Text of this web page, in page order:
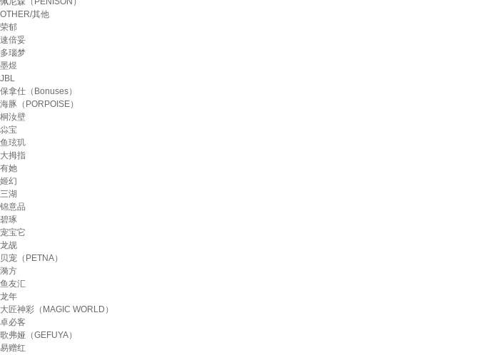
OTHER/其他
荣郁
速倍妥
多瑙梦
墨煜
JBL
保拿仕（Bonuses）
海豚（PORPOISE）
桐汝壁
尛宝
鱼玹玑
大拇指
有她
姬幻
三湖
锦意品
碧琢
宠宝它
龙觇
贝宠（PETNA）
漪方
鱼友汇
龙年
大匠神彩（MAGIC WORLD）
卓必客
歌弗娅（GEFUYA）
易赠红